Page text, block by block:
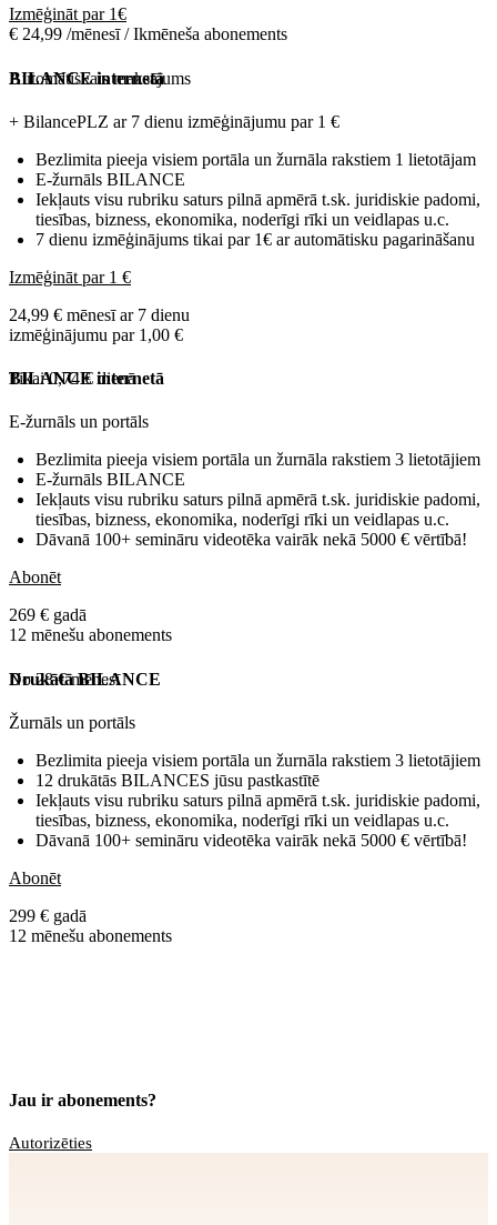
Izmēģināt par 1€
€ 24,99 /mēnesī / Ikmēneša abonements
Automātiskais maksājums
BILANCE internetā
+ BilancePLZ ar 7 dienu izmēģinājumu par 1 €
Bezlimita pieeja visiem portāla un žurnāla rakstiem 1 lietotājam
E-žurnāls BILANCE
Iekļauts visu rubriku saturs pilnā apmērā t.sk. juridiskie padomi,
tiesības, bizness, ekonomika, noderīgi rīki un veidlapas u.c.
7 dienu izmēģinājums tikai par 1€ ar automātisku pagarināšanu
Izmēģināt par 1 €
24,99 € mēnesī ar 7 dienu
izmēģinājumu par 1,00 €
Tikai 0,74 € dienā
BILANCE internetā
E-žurnāls un portāls
Bezlimita pieeja visiem portāla un žurnāla rakstiem 3 lietotājiem
E-žurnāls BILANCE
Iekļauts visu rubriku saturs pilnā apmērā t.sk. juridiskie padomi,
tiesības, bizness, ekonomika, noderīgi rīki un veidlapas u.c.
Dāvanā 100+ semināru videotēka vairāk nekā 5000 € vērtībā!
Abonēt
269 € gadā
12 mēnešu abonements
No 28 € mēnesī
Drukātā BILANCE
Žurnāls un portāls
Bezlimita pieeja visiem portāla un žurnāla rakstiem 3 lietotājiem
12 drukātās BILANCES jūsu pastkastītē
Iekļauts visu rubriku saturs pilnā apmērā t.sk. juridiskie padomi,
tiesības, bizness, ekonomika, noderīgi rīki un veidlapas u.c.
Dāvanā 100+ semināru videotēka vairāk nekā 5000 € vērtībā!
Abonēt
299 € gadā
12 mēnešu abonements
Jau ir abonements?
Autorizēties